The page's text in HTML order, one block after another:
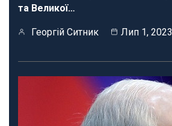
та Великої…
Георгій Ситник Лип 1, 2023